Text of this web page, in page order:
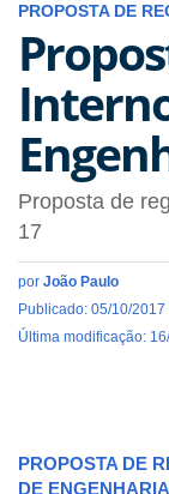
PROPOSTA DE
Proposta de
17
por João Paulo
Publicado: 05/10/2017
Última modificação:
PROPOSTA DE
DE